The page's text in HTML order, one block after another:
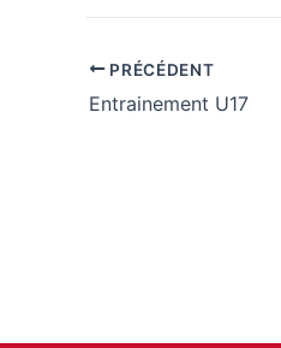
PRÉCÉDENT
Entrainement U17